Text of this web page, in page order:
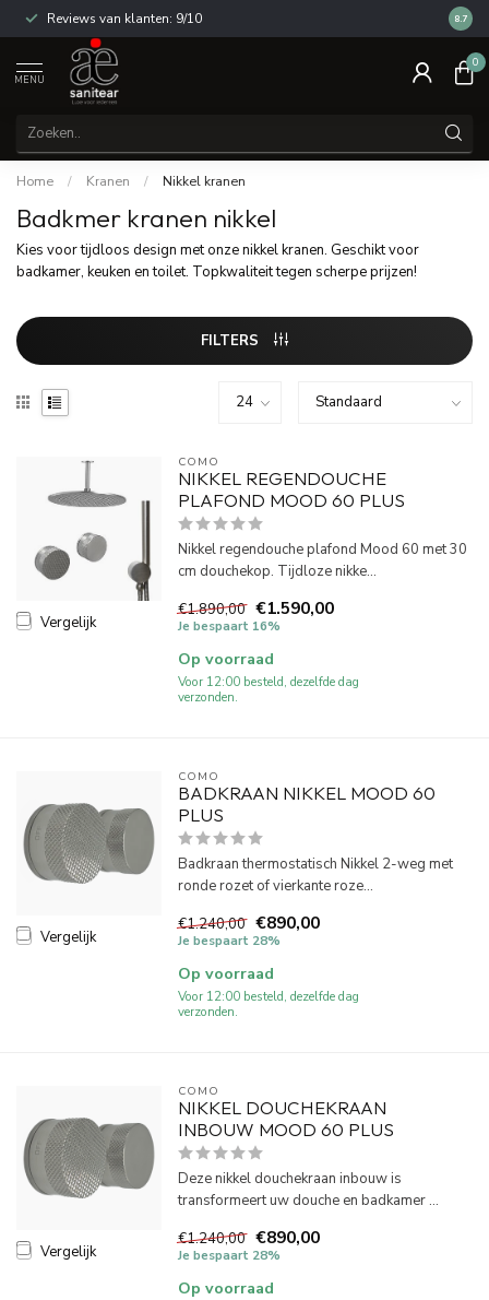
Reviews van klanten: 9/10 14
8.7
MENU
0
Home / Kranen / Nikkel kranen
Badkmer kranen nikkel
Kies voor tijdloos design met onze nikkel kranen. Geschikt voor
badkamer, keuken en toilet. Topkwaliteit tegen scherpe prijzen!
FILTERS
Vergelijk
COMO
NIKKEL REGENDOUCHE
PLAFOND MOOD 60 PLUS
Nikkel regendouche plafond Mood 60 met 30
cm douchekop. Tijdloze nikke...
€1.890,00 €1.590,00
Je bespaart 16%
Op voorraad
Voor 12:00 besteld, dezelfde dag
verzonden.
Vergelijk
COMO
BADKRAAN NIKKEL MOOD 60
PLUS
Badkraan thermostatisch Nikkel 2-weg met
ronde rozet of vierkante roze...
€1.240,00 €890,00
Je bespaart 28%
Op voorraad
Voor 12:00 besteld, dezelfde dag
verzonden.
Vergelijk
COMO
NIKKEL DOUCHEKRAAN
INBOUW MOOD 60 PLUS
Deze nikkel douchekraan inbouw is
transformeert uw douche en badkamer ...
€1.240,00 €890,00
Je bespaart 28%
Op voorraad